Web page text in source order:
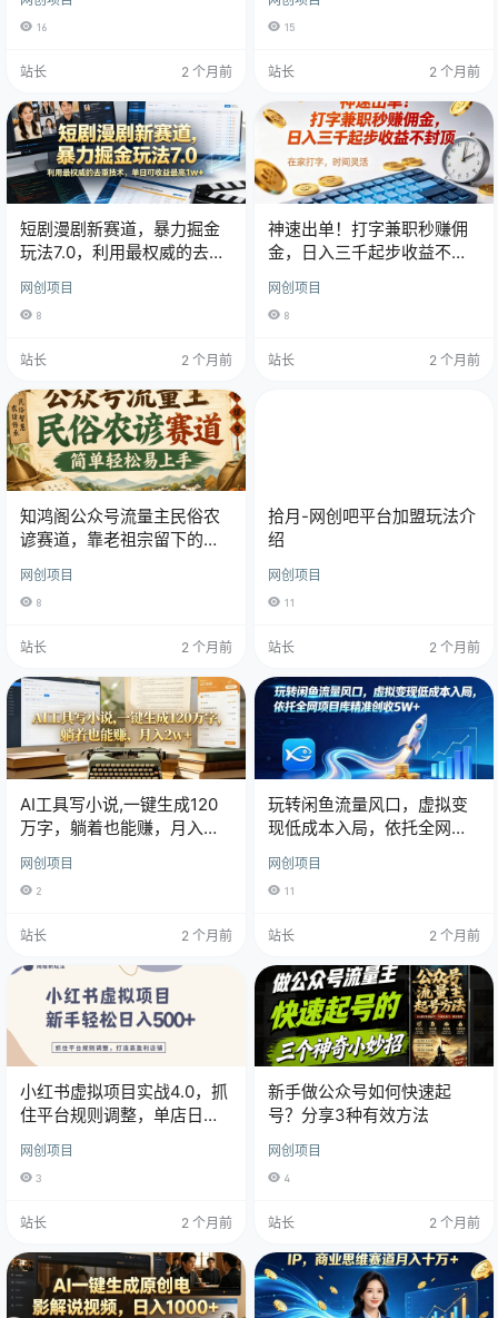
16
站长 2 个月前
15
站长 2 个月前
短剧漫剧新赛道，暴力掘金
玩法7.0，利用最权威的去重
技术，单日可收益最高1w+
网创项目
8
站长 2 个月前
神速出单！打字兼职秒赚佣
金，日入三千起步收益不封
网创项目
8
站长 2 个月前
知鸿阁公众号流量主民俗农
谚赛道，靠老祖宗留下的农
谚写预测，选题不愁，结构
固定，小白好上手！
网创项目
8
站长 2 个月前
拾月-网创吧平台加盟玩法介
绍
网创项目
11
站长 2 个月前
AI工具写小说,一键生成120
万字，躺着也能赚，月入
2w+！
网创项目
2
站长 2 个月前
玩转闲鱼流量风口，虚拟变
现低成本入局，依托全网项
目库精准创收 5W+
网创项目
11
站长 2 个月前
小红书虚拟项目实战4.0，抓
住平台规则调整，单店日入
500+！
网创项目
3
站长 2 个月前
新手做公众号如何快速起
号？分享3种有效方法
网创项目
4
站长 2 个月前